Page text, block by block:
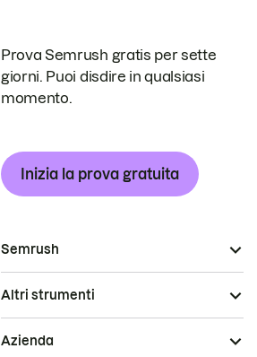
Prova Semrush gratis per sette
giorni. Puoi disdire in qualsiasi
momento.
Inizia la prova gratuita
Semrush
Altri strumenti
Azienda